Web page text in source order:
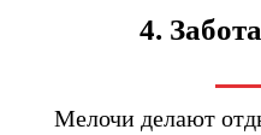
4.
Мелочи делают